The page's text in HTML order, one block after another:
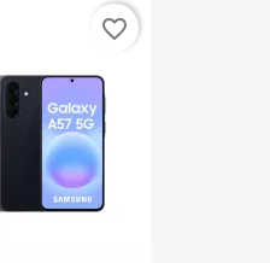
favorite_border